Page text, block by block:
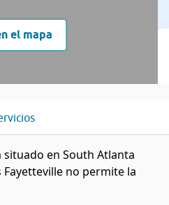
el mapa
en South Atlanta
no permite la